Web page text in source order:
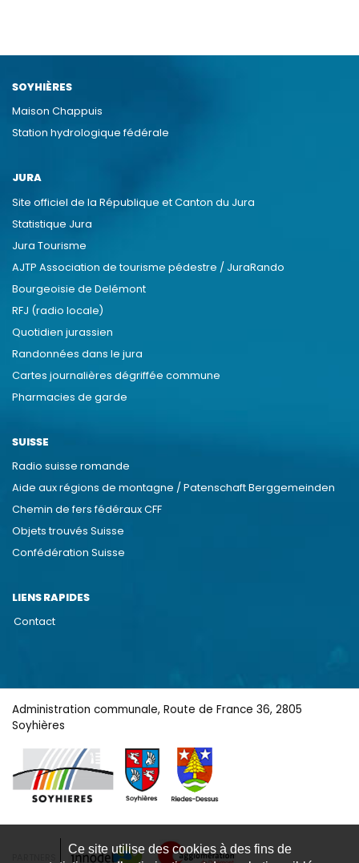
SOYHIÈRES
Maison Chappuis
Station hydrologique fédérale
JURA
Site officiel de la République et Canton du Jura
Statistique Jura
Jura Tourisme
AJTP Association de tourisme pédestre / JuraRando
Bourgeoisie de Delémont
RFJ (radio locale)
Quotidien jurassien
Randonnées dans le jura
Cartes journalières dégriffée commune
Pharmacies de garde
SUISSE
Radio suisse romande
Aide aux régions de montagne / Patenschaft Berggemeinden
Chemin de fers fédéraux CFF
Objets trouvés Suisse
Confédération Suisse
LIENS RAPIDES
Contact
Administration communale, Route de France 36, 2805
Soyhières
Ce site utilise des cookies à des fins de